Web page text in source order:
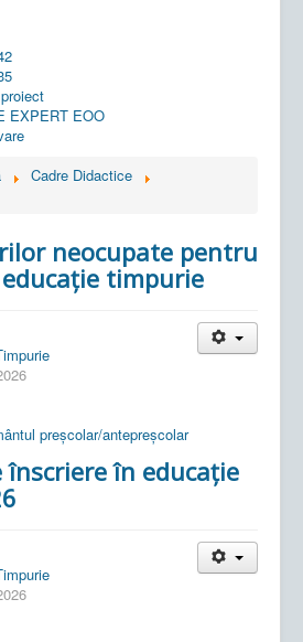
EXPERT EOO
Cadre Didactice
neocupate pentru
timpurie
preșcolar/antepreșcolar
înscriere în educație